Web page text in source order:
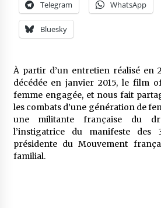
Telegram WhatsApp
Bluesky
À partir d’un entretien réalisé en
décédée en janvier 2015, le film
femme engagée, et nous fait
les combats d’une génération de
une militante française du
l’instigatrice du manifeste des
présidente du Mouvement
familial.